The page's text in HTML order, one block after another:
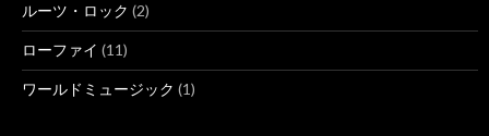
ルーツ・ロック (2)
ローファイ (11)
ワールドミュージック (1)